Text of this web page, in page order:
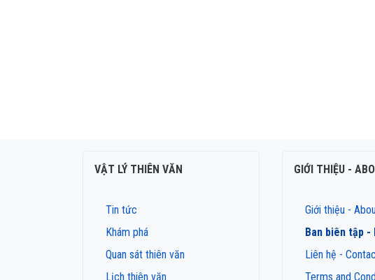
VẬT LÝ THIÊN VĂN
Tin tức
Khám phá
Quan sát thiên văn
Lịch thiên văn
GIỚI THIỆU -
Giới thiệu -
Ban biên tập -
Liên hệ -
Terms and